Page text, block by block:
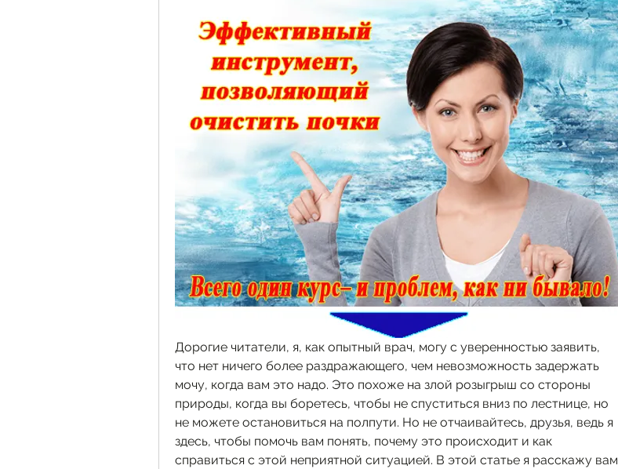
Дорогие читатели, я, как опытный врач, могу с уверенностью заявить,
что нет ничего более раздражающего, чем невозможность задержать
мочу, когда вам это надо. Это похоже на злой розыгрыш со стороны
природы, когда вы боретесь, чтобы не спуститься вниз по лестнице, но
не можете остановиться на полпути. Но не отчаивайтесь, друзья, ведь я
здесь, чтобы помочь вам понять, почему это происходит и как
справиться с этой неприятной ситуацией. В этой статье я расскажу вам